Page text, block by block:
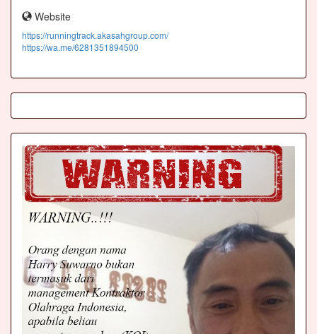
Website
https://runningtrack.akasahgroup.com/
https://wa.me/6281351894500